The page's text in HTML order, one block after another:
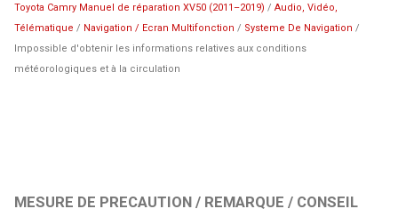
Toyota Camry Manuel de réparation XV50 (2011–2019) /Audio, Vidéo,
Télématique / Navigation / Ecran Multifonction / Systeme De Navigation /
Impossible d'obtenir les informations relatives aux conditions
météorologiques et à la circulation
MESURE DE PRECAUTION / REMARQUE / CONSEIL